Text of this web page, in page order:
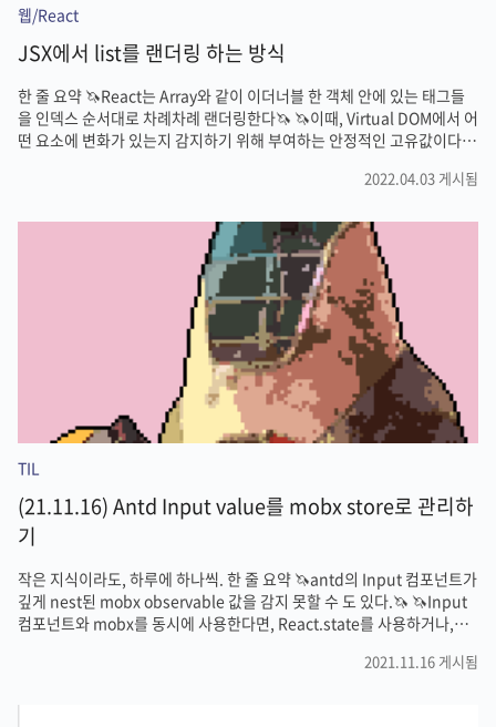
웹/React
JSX에서 list를 랜더링 하는 방식
한 줄 요약 🦄React는 Array와 같이 이더너블 한 객체 안에 있는 태그들
을 인덱스 순서대로 차례차례 랜더링한다🦄 🦄이때, Virtual DOM에서 어
떤 요소에 변화가 있는지 감지하기 위해 부여하는 안정적인 고유값이다🦄
모습의 컴포넌트로 랜더링 해야할 경우가 많다. 여러개의 컴포넌트를 렌
에 포함시킬 수도록 해줍니다. 쇼핑몰 홈페이지에 보여질 품목 리스트를
화면에 그린다고 간주해봅시다. const items = [ {title:'노트
북',price:'1000000',stock:12}, {title:'커피콩', price:'5000',
2022.04.03 게시됨
TIL
(21.11.16) Antd Input value를 mobx store로 관리하
기
작은 지식이라도, 하루에 하나씩. 한 줄 요약 🦄antd의 Input 컴포넌트가
깊게 nest된 mobx observable 값을 감지 못할 수 도 있다.🦄 🦄Input
컴포넌트와 mobx를 동시에 사용한다면, React.state를 사용하거나,
원 정보 테이블에 등록지를 수기로 입력하고, 입력 결과를 저장할 수 있게
른게아니라, 관리자 계정이 열람할 수 있는 테이블에 회원들의 등록지를
2021.11.16 게시됨